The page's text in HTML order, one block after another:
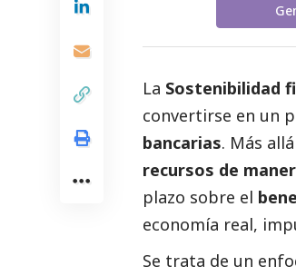
La Sostenibilidad
convertirse en un
bancarias. Más
recursos de
plazo sobre el
economía real,
Se trata de un